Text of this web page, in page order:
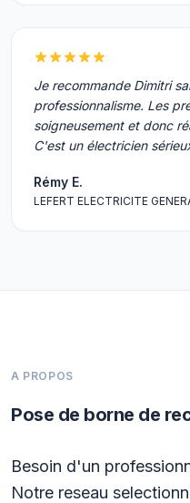
Je recommande Dimitri
professionnalisme. Les
soigneusement et donc
C'est un électricien
Rémy E.
LEFERT ELECTRICITE
A PROPOS
Pose de borne de
Besoin d'un
Notre reseau